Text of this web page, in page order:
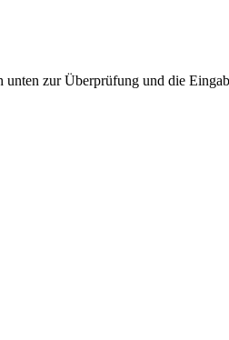
zur Überprüfung und die